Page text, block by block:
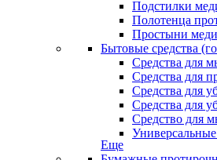
Подстилки
Полотенца
Простыни
Бытовые средства
Средства для
Средства для
Средства для
Средства для
Средство для
Универсальные
Еще